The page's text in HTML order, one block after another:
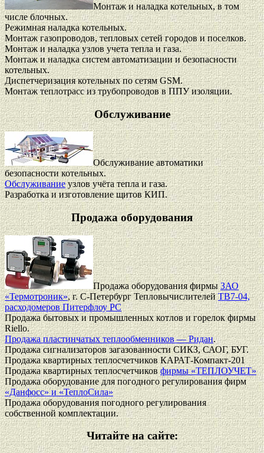
Монтаж и наладка котельных, в том
числе блочных.
Режимная наладка котельных.
Монтаж газопроводов, тепловых сетей городов и поселков.
Монтаж и наладка узлов учета тепла и газа.
Монтаж и наладка систем автоматизации и безопасности
котельных.
Диспетчеризация котельных по сетям GSM.
Монтаж теплотрасс из трубопроводов в ППУ изоляции.
Обслуживание
Обслуживание автоматики
безопасности котельных.
Обслуживаниеузлов учёта тепла и газа.
Разработка и изготовление щитов КИП.
Продажа оборудования
Продажа оборудования фирмыЗАО
«Термотроник», г. С-Петербург ТепловычислителейТВ7-04,
расходомеров Питерфлоу РС
Продажа бытовых и промышленных котлов и горелок фирмы
Riello.
Продажа пластинчатых теплообменников — Ридан.
Продажа сигнализаторов загазованности СИКЗ, САОГ, БУГ.
Продажа квартирных теплосчетчиков КАРАТ-Компакт-201
Продажа квартирных теплосчетчиковфирмы «ТЕПЛОУЧЕТ»
Продажа оборудование для погодного регулирования фирм
«Данфосс» и «ТеплоСила»
Продажа оборудования погодного регулирования
собственной комплектации.
Читайте на сайте: